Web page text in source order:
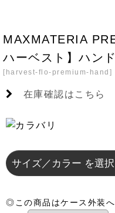
MAXMATERIA
ハーベスト】ハ
[ harvest-flo-premium-hand ]
在庫確認はこちら
サイズ／カラー を選
◎この商品はケース外装